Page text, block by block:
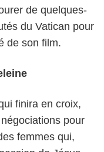
de quelques-
du Vatican pour
de son film.
finira en croix,
pour
femmes qui,